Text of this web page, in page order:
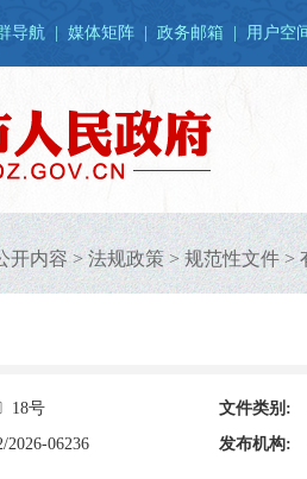
导航 媒体矩阵 政务邮箱 用户空
开内容>法规政策>规范性文件>
18号 文件类别:
2026-06236 发布机构: